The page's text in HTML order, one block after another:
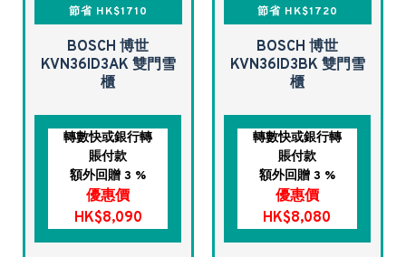
節省 HK$1710
BOSCH 博世
KVN36ID3AK 雙門雪
櫃
轉數快或銀行轉
賬付款
額外回贈 3 %
優惠價
HK$8,090
節省 HK$1720
BOSCH 博世
KVN36ID3BK 雙門雪
櫃
轉數快或銀行轉
賬付款
額外回贈 3 %
優惠價
HK$8,080